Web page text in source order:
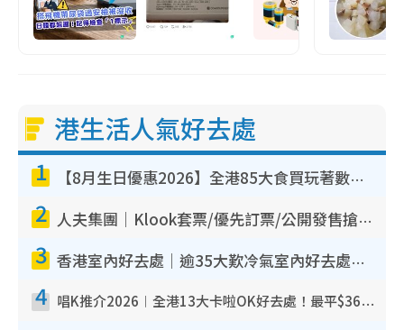
港生活人氣好去處
1 【8月生日優惠2026】全港85大食買玩著數攻略 自助餐/火鍋放題同行免費＋誠品/DONKI送現金券
2 人夫集團｜Klook套票/優先訂票/公開發售搶飛攻略！附票價.購票連結.場地座位表
3 香港室內好去處｜逾35大歎冷氣室內好去處推介 室內活動免費避雨無懼落雨
4 唱K推介2026︱全港13大卡啦OK好去處！最平$36起 日文K都有！(附地址+收費詳情)